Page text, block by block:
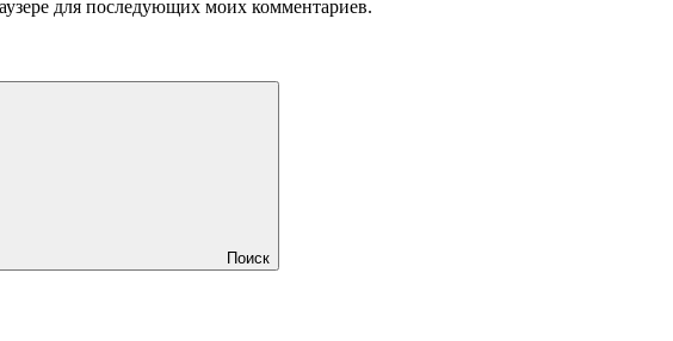
для последующих моих комментариев.
Поиск